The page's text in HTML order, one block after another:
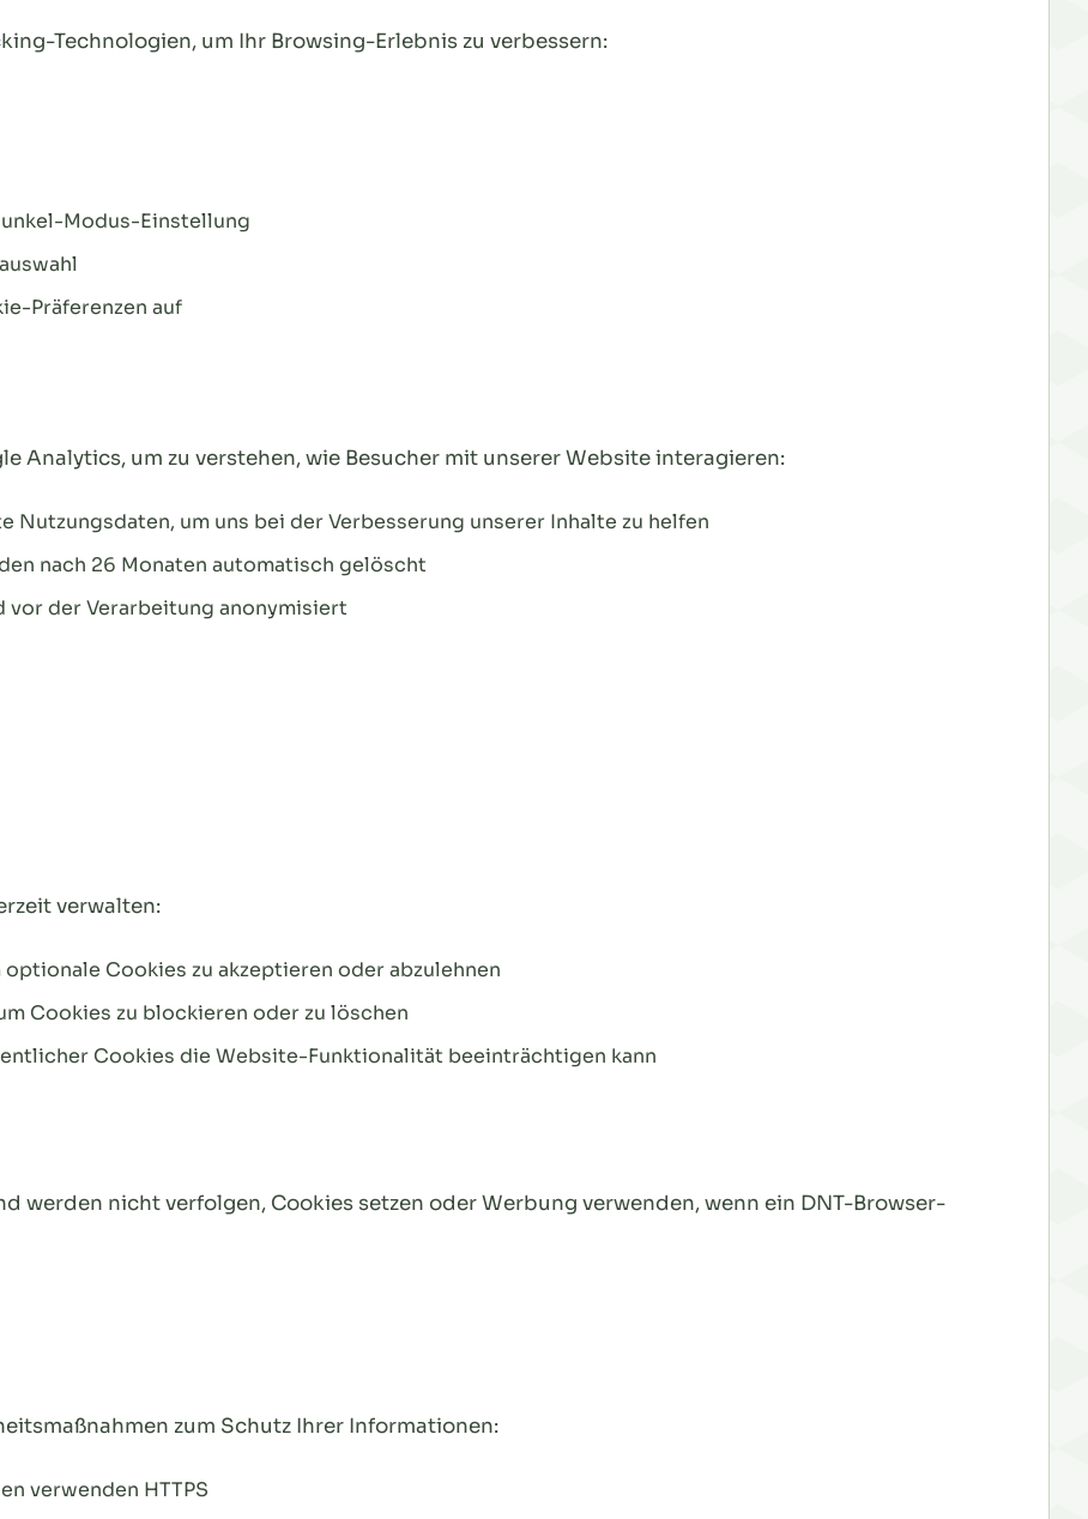
Technologien, um Ihr Browsing-Erlebnis zu verbessern:
Modus-Einstellung
Präferenzen auf
Analytics, um zu verstehen, wie Besucher mit unserer Website interagieren:
Nutzungsdaten, um uns bei der Verbesserung unserer Inhalte zu helfen
nach 26 Monaten automatisch gelöscht
vor der Verarbeitung anonymisiert
verwalten:
Cookies zu akzeptieren oder abzulehnen
Cookies zu blockieren oder zu löschen
Cookies die Website-Funktionalität beeinträchtigen kann
werden nicht verfolgen, Cookies setzen oder Werbung verwenden, wenn ein DNT-Browser-
zum Schutz Ihrer Informationen:
verwenden HTTPS